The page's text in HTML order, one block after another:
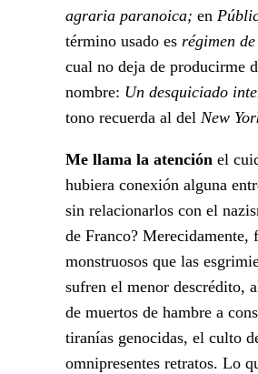
agraria paranoica; en
término usado es régimen
cual no deja de producirme
nombre: Un desquiciado
tono recuerda al del New
Me llama la atención el
hubiera conexión alguna
sin relacionarlos con el
de Franco? Merecidamente,
monstruosos que las
sufren el menor descrédito,
de muertos de hambre a
tiranías genocidas, el culto
omnipresentes retratos. Lo